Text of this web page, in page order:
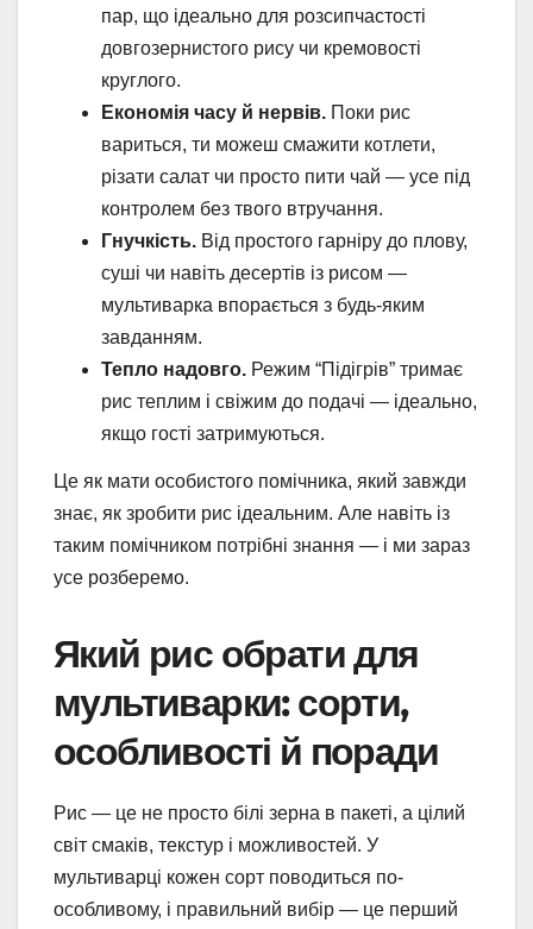
пар, що ідеально для розсипчастості
довгозернистого рису чи кремовості
круглого.
Економія часу й нервів. Поки рис
вариться, ти можеш смажити котлети,
різати салат чи просто пити чай — усе під
контролем без твого втручання.
Гнучкість. Від простого гарніру до плову,
суші чи навіть десертів із рисом —
мультиварка впорається з будь-яким
завданням.
Тепло надовго. Режим “Підігрів” тримає
рис теплим і свіжим до подачі — ідеально,
якщо гості затримуються.
Це як мати особистого помічника, який завжди
знає, як зробити рис ідеальним. Але навіть із
таким помічником потрібні знання — і ми зараз
усе розберемо.
Який рис обрати для
мультиварки: сорти,
особливості й поради
Рис — це не просто білі зерна в пакеті, а цілий
світ смаків, текстур і можливостей. У
мультиварці кожен сорт поводиться по-
особливому, і правильний вибір — це перший